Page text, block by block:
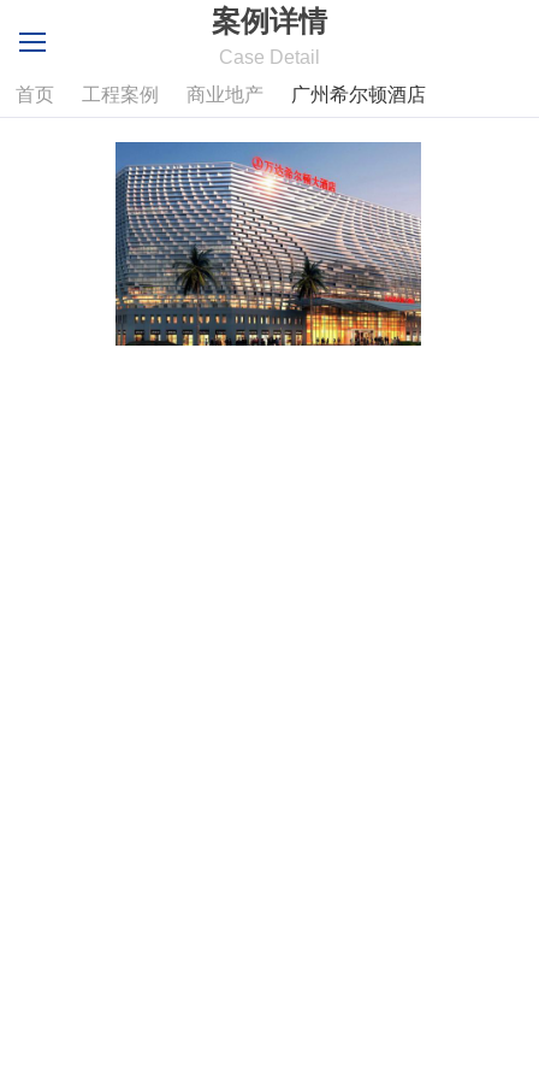
案例详情
Case Detail
首页
工程案例 商业地产 广州希尔顿酒店